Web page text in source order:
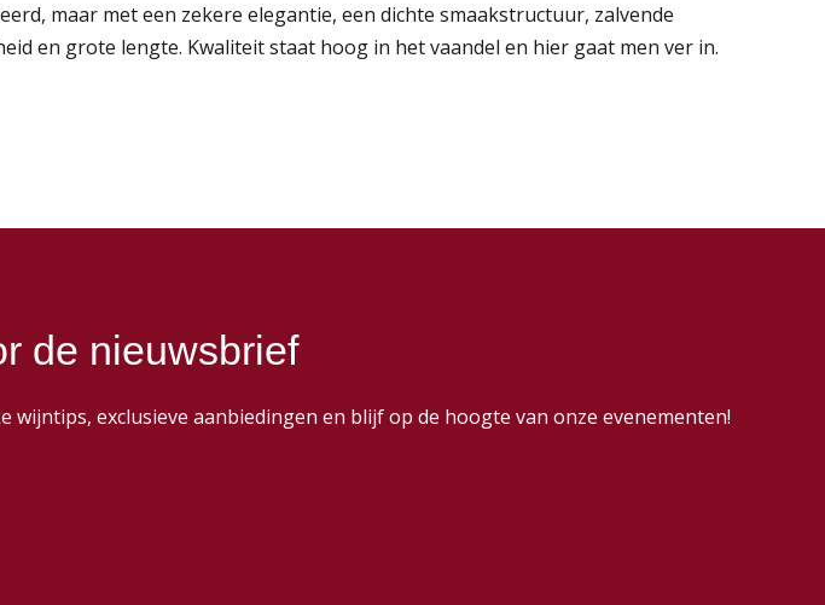
maar met een zekere elegantie, een dichte smaakstructuur, zalvende
en grote lengte. Kwaliteit staat hoog in het vaandel en hier gaat men ver in.
de nieuwsbrief
exclusieve aanbiedingen en blijf op de hoogte van onze evenementen!